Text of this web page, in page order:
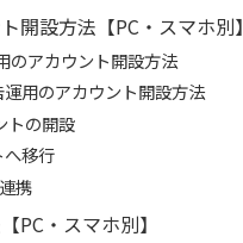
開設方法【PC・スマホ別】
のアカウント開設方法
用のアカウント開設方法
の開設
移行
携
PC・スマホ別】